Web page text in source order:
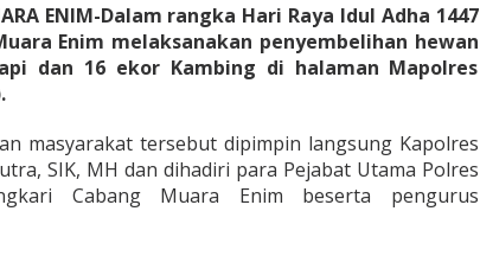
ENIM-Dalam rangka Hari Raya Idul Adha 1447
Enim melaksanakan penyembelihan hewan
dan 16 ekor Kambing di halaman Mapolres
masyarakat tersebut dipimpin langsung Kapolres
SIK, MH dan dihadiri para Pejabat Utama Polres
Cabang Muara Enim beserta pengurus